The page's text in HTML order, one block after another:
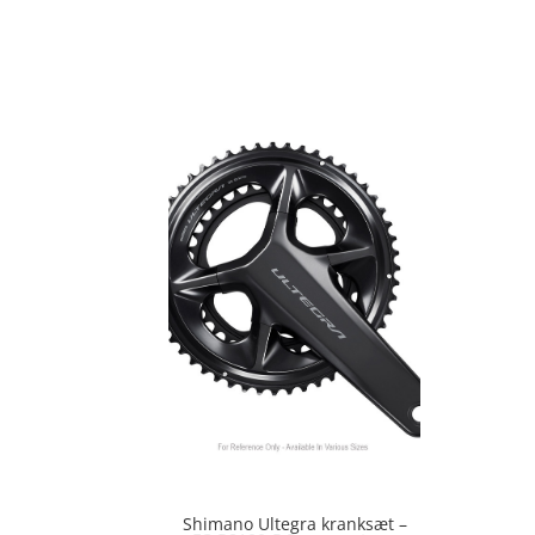
Shimano Ultegra kranksæt –